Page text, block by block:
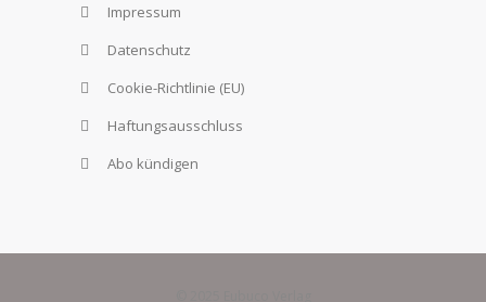
Impressum
Datenschutz
Cookie-Richtlinie (EU)
Haftungsausschluss
Abo kündigen